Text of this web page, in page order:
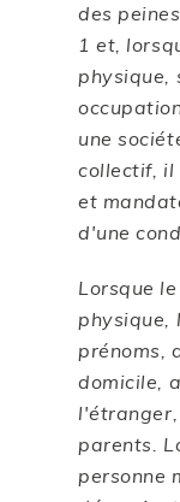
des
1 et,
physique,
une
collectif, il
et
d'une
Lorsque
physique,
prénoms,
domicile,
l'étranger,
parents.
personne